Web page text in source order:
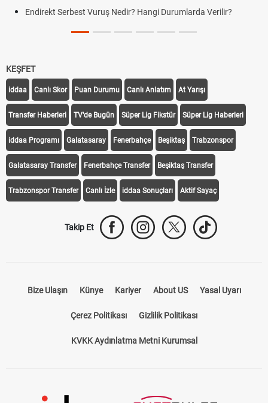
Endirekt Serbest Vuruş Nedir? Hangi Durumlarda Verilir?
KEŞFET
iddaa Canlı Skor Puan Durumu Canlı Anlatım At Yarışı
Transfer Haberleri TV'de Bugün Süper Lig Fikstür Süper Lig Haberleri
iddaa Programı Galatasaray Fenerbahçe Beşiktaş Trabzonspor
Galatasaray Transfer Fenerbahçe Transfer Beşiktaş Transfer
Trabzonspor Transfer Canlı İzle iddaa Sonuçları Aktif Sayaç
Takip Et
Bize Ulaşın Künye Kariyer About US Yasal Uyarı
Çerez Politikası Gizlilik Politikası
KVKK Aydınlatma Metni Kurumsal